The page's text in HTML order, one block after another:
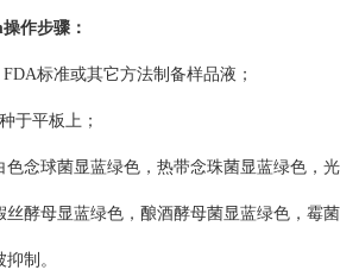
操作步骤 ：
标准或其它方法制备样品液；
于平板上；
念球菌显蓝绿色，热带念珠菌显蓝绿色，光
酵母显蓝绿色，酿酒酵母菌显蓝绿色，霉菌
制。